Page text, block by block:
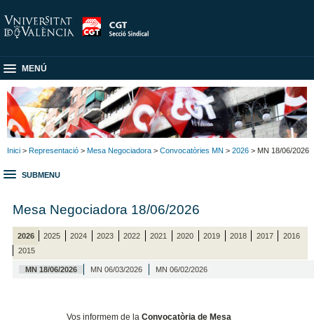
MENÚ
Inici > Representació > Mesa Negociadora > Convocatòries MN > 2026 > MN 18/06/2026
SUBMENU
Mesa Negociadora 18/06/2026
2026 2025 2024 2023 2022 2021 2020 2019 2018 2017
2016
2015
MN 18/06/2026 MN 06/03/2026 MN 06/02/2026
Vos informem de la Convocatòria de Mesa